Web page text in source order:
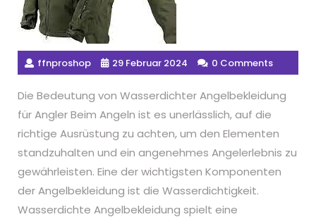
ffnproshop 29 Februar 2024 0 Comments
Die Bedeutung von Wasserdichter Angelbekleidung
für Angler Beim Angeln ist es unerlässlich, auf die
richtige Ausrüstung zu achten, um den Elementen
standzuhalten und ein angenehmes Angelerlebnis zu
gewährleisten. Eine der wichtigsten Komponenten
der Angelbekleidung ist die Wasserdichtigkeit.
Wasserdichte Angelbekleidung spielt eine